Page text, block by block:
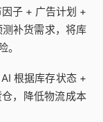
子 + 广告计划 +
补货需求，将库
。
根据库存状态 +
，降低物流成本